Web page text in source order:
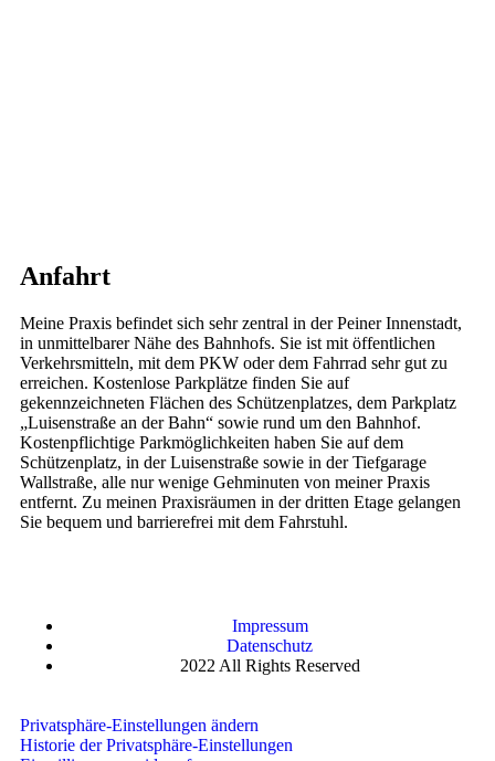
Anfahrt
Meine Praxis befindet sich sehr zentral in der Peiner Innenstadt,
in unmittelbarer Nähe des Bahnhofs. Sie ist mit öffentlichen
Verkehrsmitteln, mit dem PKW oder dem Fahrrad sehr gut zu
erreichen. Kostenlose Parkplätze finden Sie auf
gekennzeichneten Flächen des Schützenplatzes, dem Parkplatz
„Luisenstraße an der Bahn“ sowie rund um den Bahnhof.
Kostenpflichtige Parkmöglichkeiten haben Sie auf dem
Schützenplatz, in der Luisenstraße sowie in der Tiefgarage
Wallstraße, alle nur wenige Gehminuten von meiner Praxis
entfernt. Zu meinen Praxisräumen in der dritten Etage gelangen
Sie bequem und barrierefrei mit dem Fahrstuhl.
Privatsphäre-Einstellungen ändern
Historie der Privatsphäre-Einstellungen
Impressum
Datenschutz
2022 All Rights Reserved